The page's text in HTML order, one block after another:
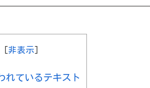
[非表示]
れているテキスト